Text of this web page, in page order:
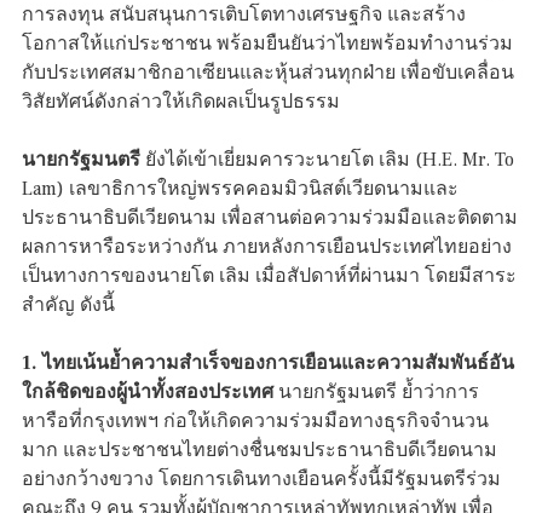
การลงทุน สนับสนุนการเติบโตทางเศรษฐกิจ และสร้าง
โอกาสให้แก่ประชาชน พร้อมยืนยันว่าไทยพร้อมทำงานร่วม
กับประเทศสมาชิกอาเซียนและหุ้นส่วนทุกฝ่าย เพื่อขับเคลื่อน
วิสัยทัศน์ดังกล่าวให้เกิดผลเป็นรูปธรรม
นายกรัฐมนตรี ยังได้เข้าเยี่ยมคารวะนายโต เลิม (H.E. Mr. To
Lam) เลขาธิการใหญ่พรรคคอมมิวนิสต์เวียดนามและ
ประธานาธิบดีเวียดนาม เพื่อสานต่อความร่วมมือและติดตาม
ผลการหารือระหว่างกัน ภายหลังการเยือนประเทศไทยอย่าง
เป็นทางการของนายโต เลิม เมื่อสัปดาห์ที่ผ่านมา โดยมีสาระ
สำคัญ ดังนี้
1. ไทยเน้นย้ำความสำเร็จของการเยือนและความสัมพันธ์อัน
ใกล้ชิดของผู้นำทั้งสองประเทศ นายกรัฐมนตรี ย้ำว่าการ
หารือที่กรุงเทพฯ ก่อให้เกิดความร่วมมือทางธุรกิจจำนวน
มาก และประชาชนไทยต่างชื่นชมประธานาธิบดีเวียดนาม
อย่างกว้างขวาง โดยการเดินทางเยือนครั้งนี้มีรัฐมนตรีร่วม